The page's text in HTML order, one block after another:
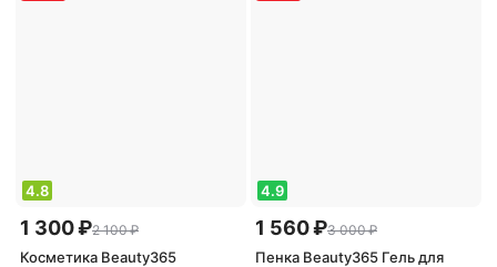
4.8
1 300 ₽2 100 ₽
Косметика Beauty365
4.9
1 560 ₽3 000 ₽
Пенка Beauty365 Гель для